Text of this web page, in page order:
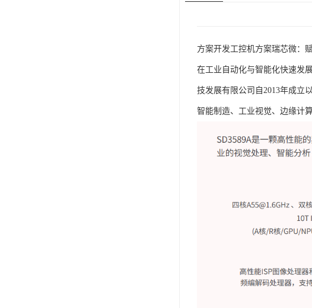
方案开发工控机方案瑞芯微：
在工业自动化与智能化快速发
技发展有限公司自2013年成立
智能制造、工业视觉、边缘计